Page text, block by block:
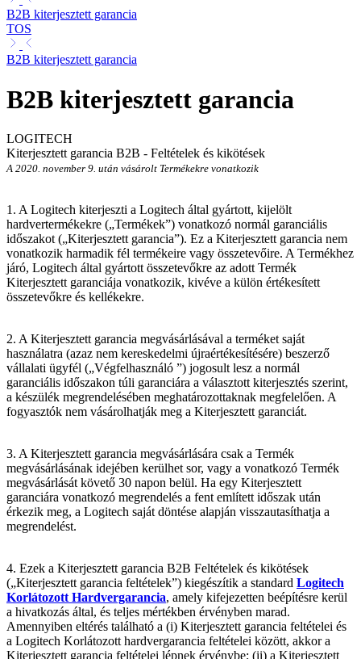
B2B kiterjesztett garancia
TOS
B2B kiterjesztett garancia
B2B kiterjesztett garancia
LOGITECH
Kiterjesztett garancia B2B - Feltételek és kikötések
A 2020. november 9. után vásárolt Termékekre vonatkozik
1. A Logitech kiterjeszti a Logitech által gyártott, kijelölt
hardvertermékekre („Termékek”) vonatkozó normál garanciális
időszakot („Kiterjesztett garancia”). Ez a Kiterjesztett garancia nem
vonatkozik harmadik fél termékeire vagy összetevőire. A Termékhez
járó, Logitech által gyártott összetevőkre az adott Termék
Kiterjesztett garanciája vonatkozik, kivéve a külön értékesített
összetevőkre és kellékekre.
2. A Kiterjesztett garancia megvásárlásával a terméket saját
használatra (azaz nem kereskedelmi újraértékesítésére) beszerző
vállalati ügyfél („Végfelhasználó ”) jogosult lesz a normál
garanciális időszakon túli garanciára a választott kiterjesztés szerint,
a készülék megrendelésében meghatározottaknak megfelelően. A
fogyasztók nem vásárolhatják meg a Kiterjesztett garanciát.
3. A Kiterjesztett garancia megvásárlására csak a Termék
megvásárlásának idejében kerülhet sor, vagy a vonatkozó Termék
megvásárlását követő 30 napon belül. Ha egy Kiterjesztett
garanciára vonatkozó megrendelés a fent említett időszak után
érkezik meg, a Logitech saját döntése alapján visszautasíthatja a
megrendelést.
4. Ezek a Kiterjesztett garancia B2B Feltételek és kikötések
(„Kiterjesztett garancia feltételek”) kiegészítik a standard Logitech
Korlátozott Hardvergarancia, amely kifejezetten beépítésre kerül
a hivatkozás által, és teljes mértékben érvényben marad.
Amennyiben eltérés található a (i) Kiterjesztett garancia feltételei és
a Logitech Korlátozott hardvergarancia feltételei között, akkor a
Kiterjesztett garancia feltételei lépnek érvénybe; (ii) a Kiterjesztett